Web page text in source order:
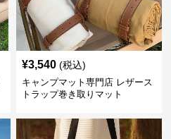
¥3,540 (税込)
キャンプマット専門店 レザース
トラップ巻き取りマット